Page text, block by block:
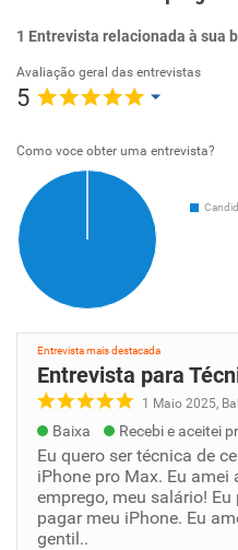
1 Entrevista relacionada à sua
Avaliação geral das entrevistas
5
Como voce obter uma entrevista?
Entrevista mais destacada
Entrevista para
1 Maio 2025,
Baixa Recebi e aceitei
Eu quero ser técnica de
iPhone pro Max. Eu amei
emprego, meu salário!
pagar meu iPhone. Eu
gentil..